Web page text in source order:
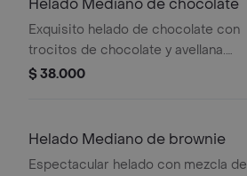
Helado Mediano de chocolate
Exquisito helado de chocolate con
trocitos de chocolate y avellana.
perfecto para los amantes del
$ 38.000
Helado Mediano de brownie
Espectacular helado con mezcla de